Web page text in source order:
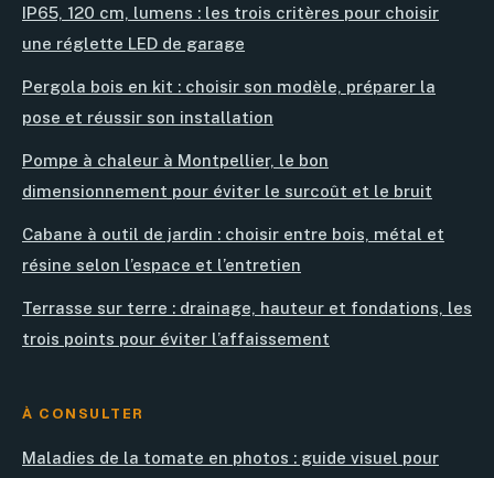
IP65, 120 cm, lumens : les trois critères pour choisir
une réglette LED de garage
Pergola bois en kit : choisir son modèle, préparer la
pose et réussir son installation
Pompe à chaleur à Montpellier, le bon
dimensionnement pour éviter le surcoût et le bruit
Cabane à outil de jardin : choisir entre bois, métal et
résine selon l’espace et l’entretien
Terrasse sur terre : drainage, hauteur et fondations, les
trois points pour éviter l’affaissement
À CONSULTER
Maladies de la tomate en photos : guide visuel pour